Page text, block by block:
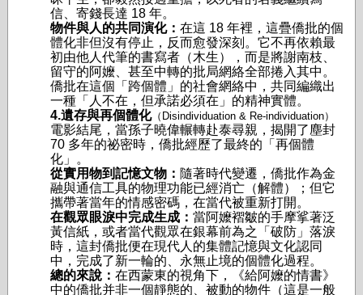
信、寄錢長達 18 年。
物件與人的共同演化： 在這 18 年裡，這疊僑批的個
體化非但沒有停止，反而愈發深刻。它不再依賴最
初由他人代筆的書寫者（木生），而是將謝南枝、
留守的阿嬤、甚至中轉的批局網絡全部捲入其中。
僑批在這個「跨個體」的社會網絡中，共同編織出
一種「人不在，但承諾必須在」的精神實體。
4.遺存與再個體化（Disindividuation & Re-individuation）
電影結尾，當孫子曉偉輾轉赴泰尋親，揭開了塵封
70 多年的祕密時，僑批經歷了最終的「再個體
化」。
從實用物到記憶文物： 隨著時代變遷，僑批作為金
融與通信工具的物理功能已經消亡（解體）；但它
攜帶著當年的情感密碼，在當代被重新打開。
在觀眾眼淚中完成生成： 當阿嬤褶皺的手摩挲著泛
黃信紙，或者當代觀眾在銀幕前為之「破防」落淚
時，這封僑批便在現代人的集體記憶與文化認同
中，完成了新一輪的、永無止境的個體化過程。
總的來說： 在西蒙東的視角下，《給阿嬤的情書》
中的僑批并非一個靜態的、被動的物件（這是一般